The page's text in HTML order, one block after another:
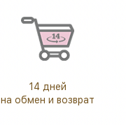
14 дней
на обмен и возврат